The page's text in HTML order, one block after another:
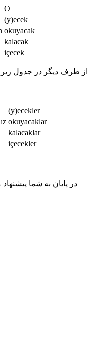
O
(y)ecek
okuyacak
kalacak
içecek
از طرف دیگر در جدول
(y)ecekler
okuyacaklar
kalacaklar
içecekler
در پایان به شما